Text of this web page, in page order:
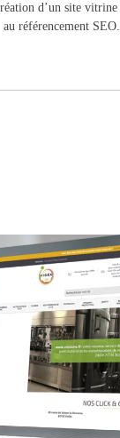
d’un site vitrine
au référencement SEO.